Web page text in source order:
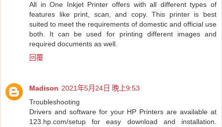
All in One Inkjet Printer offers with all different types of
features like print, scan, and copy. This printer is best
suited to meet the requirements of domestic and official use
both. It can be used for printing different images and
required documents as well.
回覆
Madison 2021年5月24日 晚上9:53
Troubleshooting
Drivers and software for your HP Printers are available at
123.hp.com/setup for easy download and installation.